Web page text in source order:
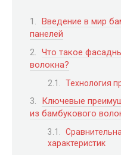
Введение в мир
панелей
Что такое
волокна?
Технология
Ключевые
из бамбукового
характеристик